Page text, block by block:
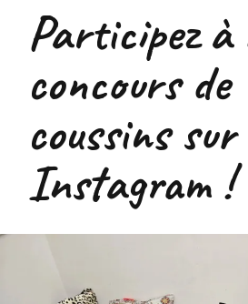
Participez à
concours de
coussins sur
Instagram !